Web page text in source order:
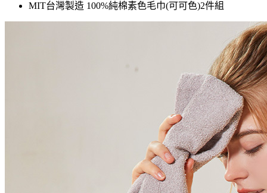
MIT台灣製造 100%純棉素色毛巾(可可色)2件組